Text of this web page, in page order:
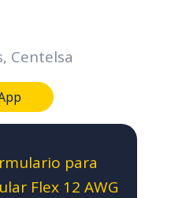
Centelsa
para
Flex 12 AWG